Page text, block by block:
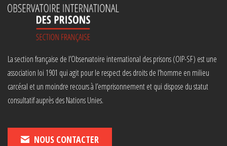
La section française de l’Observatoire international des prisons (OIP-SF) est une
association loi 1901 qui agit pour le respect des droits de l’homme en milieu
carcéral et un moindre recours à l’emprisonnement et qui dispose du statut
consultatif auprès des Nations Unies.
NOUS CONTACTER